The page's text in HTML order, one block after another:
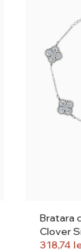
Bratara
Clover
318,74